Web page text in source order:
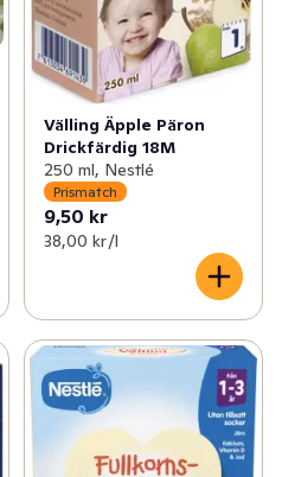
Välling Äpple Päron
Drickfärdig 18M
250 ml, Nestlé
Prismatch
9,50 kr
38,00 kr /l